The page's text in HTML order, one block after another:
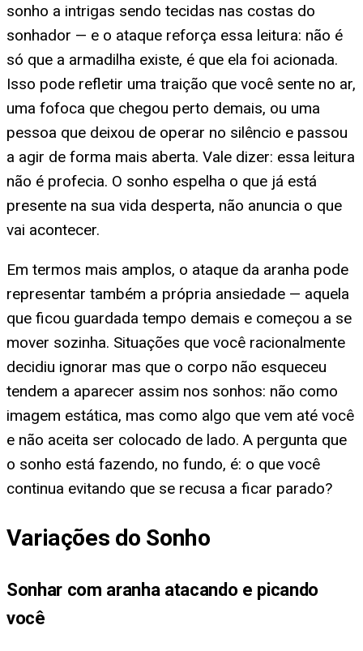
sonho a intrigas sendo tecidas nas costas do
sonhador — e o ataque reforça essa leitura: não é
só que a armadilha existe, é que ela foi acionada.
Isso pode refletir uma traição que você sente no ar,
uma fofoca que chegou perto demais, ou uma
pessoa que deixou de operar no silêncio e passou
a agir de forma mais aberta. Vale dizer: essa leitura
não é profecia. O sonho espelha o que já está
presente na sua vida desperta, não anuncia o que
vai acontecer.
Em termos mais amplos, o ataque da aranha pode
representar também a própria ansiedade — aquela
que ficou guardada tempo demais e começou a se
mover sozinha. Situações que você racionalmente
decidiu ignorar mas que o corpo não esqueceu
tendem a aparecer assim nos sonhos: não como
imagem estática, mas como algo que vem até você
e não aceita ser colocado de lado. A pergunta que
o sonho está fazendo, no fundo, é: o que você
continua evitando que se recusa a ficar parado?
Variações do Sonho
Sonhar com aranha atacando e picando
você